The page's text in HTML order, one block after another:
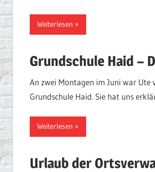
Weiterlesen
Grundschule Haid –
An zwei Montagen im Juni war Ute
Grundschule Haid. Sie hat uns
Weiterlesen
Urlaub der